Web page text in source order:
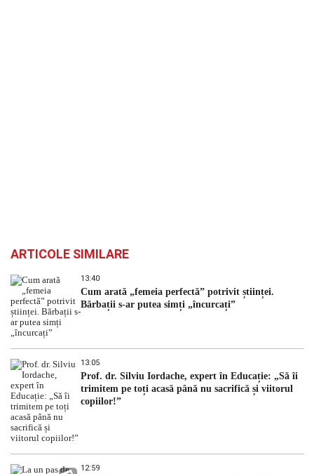
ARTICOLE SIMILARE
13:40
Cum arată „femeia perfectă” potrivit științei.
Bărbații s-ar putea simți „încurcați”
13:05
Prof. dr. Silviu Iordache, expert în Educație: „Să îi
trimitem pe toți acasă până nu sacrifică și viitorul
copiilor!”
12:59